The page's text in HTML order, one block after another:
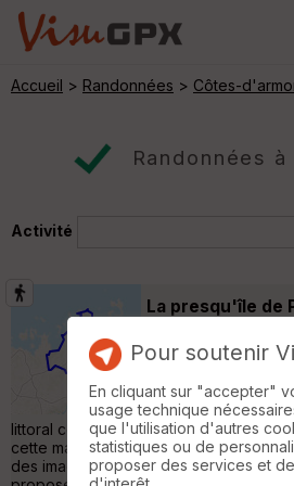
Accueil > Randonnées > Côtes-
Randonnées
Activité
La presqu'île de
La Presqu'île de
les paysages les
littoral costarmoricain. On y trouve
cette maison blottie entre deux blocs
des images les plus diffusées de
Pour soutenir
En cliquant sur "accepter"
usage technique
que l'utilisation d'autres
statistiques ou de
proposer des services et